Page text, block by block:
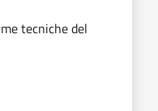
tecniche del